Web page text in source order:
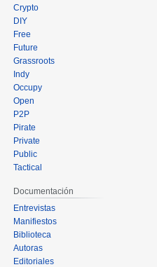
Crypto
DIY
Free
Future
Grassroots
Indy
Occupy
Open
P2P
Pirate
Private
Public
Tactical
Documentación
Entrevistas
Manifiestos
Biblioteca
Autoras
Editoriales